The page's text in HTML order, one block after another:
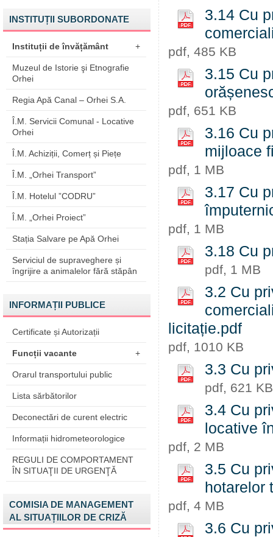
INSTITUȚII SUBORDONATE
Instituții de învățământ +
Muzeul de Istorie şi Etnografie
Orhei
Regia Apă Canal – Orhei S.A.
Î.M. Servicii Comunal - Locative
Orhei
Î.M. Achiziții, Comerț și Piețe
Î.M. „Orhei Transport”
Î.M. Hotelul ”CODRU”
Î.M. „Orhei Proiect”
Stația Salvare pe Apă Orhei
Serviciul de supraveghere și
îngrijire a animalelor fără stăpân
INFORMAȚII PUBLICE
Certificate și Autorizații
Funcții vacante +
Orarul transportului public
Lista sărbătorilor
Deconectări de curent electric
Informații hidrometeorologice
REGULI DE COMPORTAMENT
ÎN SITUAŢII DE URGENŢĂ
COMISIA DE MANAGEMENT
AL SITUAȚIILOR DE CRIZĂ
3.14 Cu
pdf, 485 KB
3.15 Cu
pdf, 651 KB
3.16 Cu
mijloace
pdf, 1 MB
3.17 Cu
pdf, 1 MB
3.18 Cu
pdf, 1 MB
3.2 Cu
licitație.pdf
pdf, 1010 KB
3.3 Cu
pdf, 621 KB
3.4 Cu
locative
pdf, 2 MB
3.5 Cu
hotarelor
pdf, 4 MB
3.6 Cu